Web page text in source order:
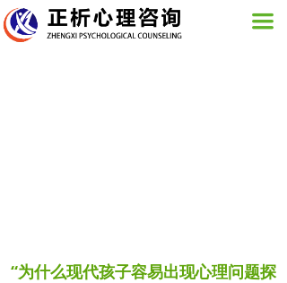
끀
网站首页
正析心理
“为什么现代孩子容易出现心理问题探